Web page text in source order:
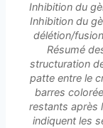
Inhibition du
Inhibition du
délétion/
Résumé
structuration
patte entre le
barres
restants après
indiquent les